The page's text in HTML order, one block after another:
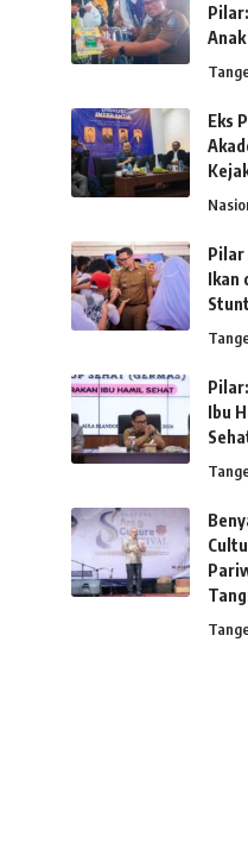
Anak
Eks
Pilar
Ikan
Ibu